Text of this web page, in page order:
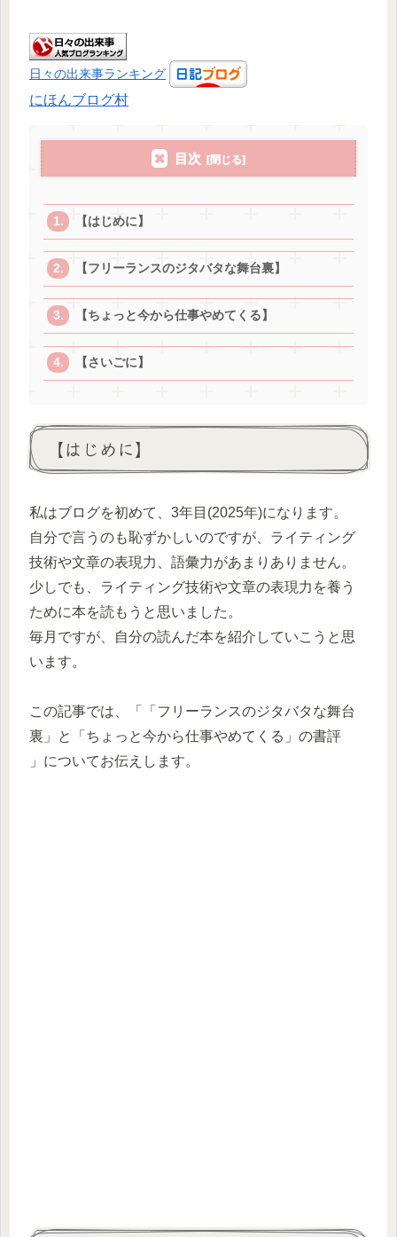
日々の出来事ランキング
にほんブログ村
目次
【はじめに】
【フリーランスのジタバタな舞台裏】
【ちょっと今から仕事やめてくる】
【さいごに】
【はじめに】
私はブログを初めて、3年目(2025年)になります。
自分で言うのも恥ずかしいのですが、ライティング
技術や文章の表現力、語彙力があまりありません。
少しでも、ライティング技術や文章の表現力を養う
ために本を読もうと思いました。
毎月ですが、自分の読んだ本を紹介していこうと思
います。
この記事では、「「フリーランスのジタバタな舞台
裏」と「ちょっと今から仕事やめてくる」の書評
」についてお伝えします。